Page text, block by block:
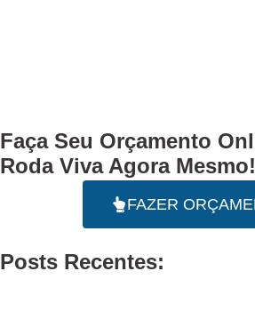
Faça Seu Orçamento
Roda Viva Agora Mesmo!
FAZER
Posts Recentes: